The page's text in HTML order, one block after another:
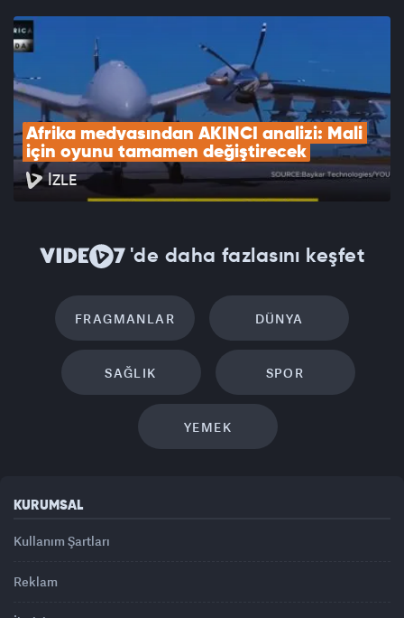
Afrika medyasından AKINCI analizi: Mali
için oyunu tamamen değiştirecek
İZLE
'de daha fazlasını keşfet
FRAGMANLAR DÜNYA
SAĞLIK SPOR
YEMEK
KURUMSAL
Kullanım Şartları
Reklam